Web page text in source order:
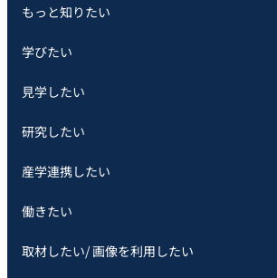
もっと知りたい
学びたい
見学したい
研究したい
産学連携したい
働きたい
取材したい/ 画像を利用したい